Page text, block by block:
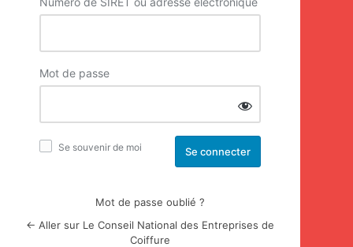
Mot de passe
Se souvenir de moi
Mot de passe oublié ?
← Aller sur Le Conseil National des Entreprises de
Coiffure